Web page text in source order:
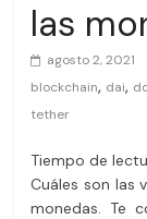
las
agosto 2, 2021
blockchain, dai,
tether
Tiempo de
Cuáles son las
monedas. Te